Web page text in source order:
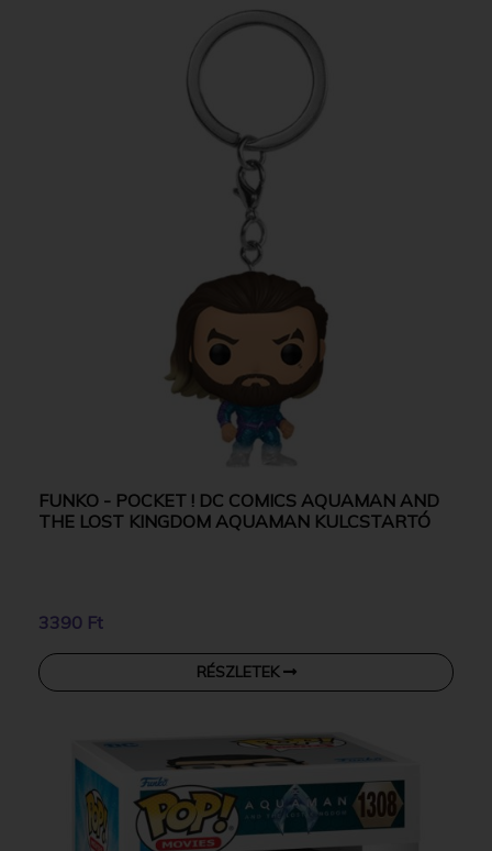
FUNKO - POCKET ! DC COMICS AQUAMAN AND
THE LOST KINGDOM AQUAMAN KULCSTARTÓ
3390 Ft
RÉSZLETEK